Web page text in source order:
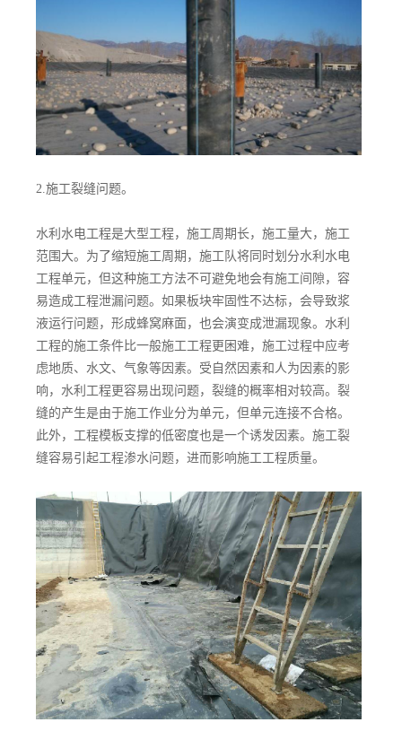
2.施工裂缝问题。
水利水电工程是大型工程，施工周期长，施工量大，施工
范围大。为了缩短施工周期，施工队将同时划分水利水电
工程单元，但这种施工方法不可避免地会有施工间隙，容
易造成工程泄漏问题。如果板块牢固性不达标，会导致浆
液运行问题，形成蜂窝麻面，也会演变成泄漏现象。水利
工程的施工条件比一般施工工程更困难，施工过程中应考
虑地质、水文、气象等因素。受自然因素和人为因素的影
响，水利工程更容易出现问题，裂缝的概率相对较高。裂
缝的产生是由于施工作业分为单元，但单元连接不合格。
此外，工程模板支撑的低密度也是一个诱发因素。施工裂
缝容易引起工程渗水问题，进而影响施工工程质量。